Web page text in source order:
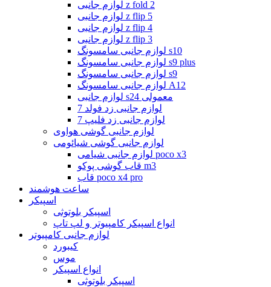
لوازم جانبی z fold 2
لوازم جانبی z flip 5
لوازم جانبی z flip 4
لوازم جانبی z flip 3
لوازم جانبی سامسونگ s10
لوازم جانبی سامسونگ s9 plus
لوازم جانبی سامسونگ s9
لوازم جانبی سامسونگ A12
لوازم جانبی s24 معمولی
لوازم جانبی زد فولد 7
لوازم جانبی زد فلیپ 7
لوازم جانبی گوشی هواوی
لوازم جانبی گوشی شیائومی
لوازم جانبی شیامی poco x3
قاب گوشی پوکو m3
قاب poco x4 pro
ساعت هوشمند
اسپیکر
اسپیکر بلوتوثی
انواع اسپیکر کامپیوتر و لپ تاپ
لوازم جانبی کامپیوتر
کیبورد
موس
انواع اسپیکر
اسپیکر بلوتوثی